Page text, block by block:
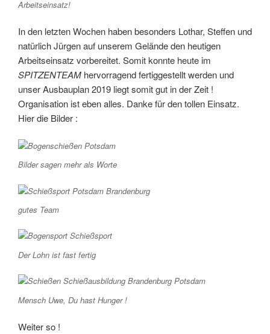
Arbeitseinsatz!
In den letzten Wochen haben besonders Lothar, Steffen und
natürlich Jürgen auf unserem Gelände den heutigen
Arbeitseinsatz vorbereitet. Somit konnte heute im
SPITZENTEAM hervorragend fertiggestellt werden und
unser Ausbauplan 2019 liegt somit gut in der Zeit !
Organisation ist eben alles. Danke für den tollen Einsatz.
Hier die Bilder :
Bilder sagen mehr als Worte
gutes Team
Der Lohn ist fast fertig
Mensch Uwe, Du hast Hunger !
Weiter so !